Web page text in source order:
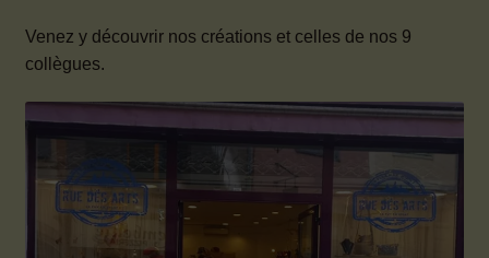
Venez y découvrir nos créations et celles de nos 9
collègues.